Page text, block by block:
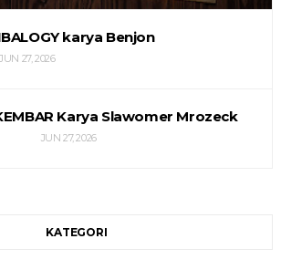
karya Benjon
JUN 27, 2026
Karya Slawomer Mrozeck
JUN 27, 2026
KATEGORI